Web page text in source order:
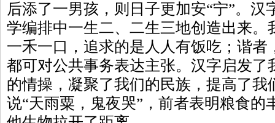
后添了一男孩，则日子更加安“宁”。汉
学编排中一生二、二生三地创造出来。
一禾一口，追求的是人人有饭吃；谐者
都可对公共事务表达主张。汉字启发了
的情操，凝聚了我们的民族，提高了我
说“天雨粟，鬼夜哭”，前者表明粮食的